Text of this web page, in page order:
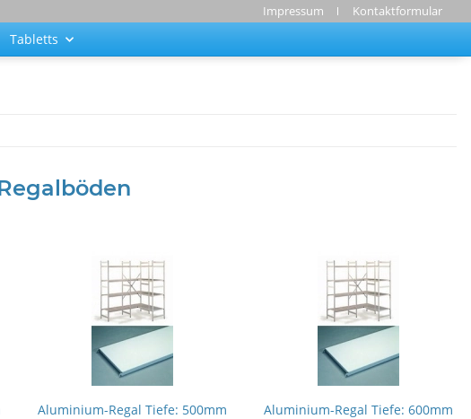
Impressum Kontaktformular
Tabletts
Aluminium-Regal Tiefe: 500mm Aluminium-Regal Tiefe: 600mm